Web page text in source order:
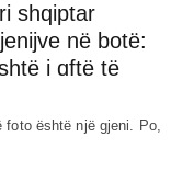
shqiptar
në botë:
i ɑftë të
foto është një gjeni. Po,